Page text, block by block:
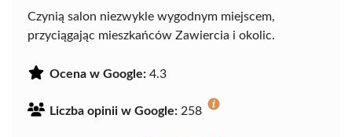
Czynią salon niezwykle wygodnym miejscem,
przyciągając mieszkańców Zawiercia i okolic.
Ocena w Google: 4.3
Liczba opinii w Google: 258